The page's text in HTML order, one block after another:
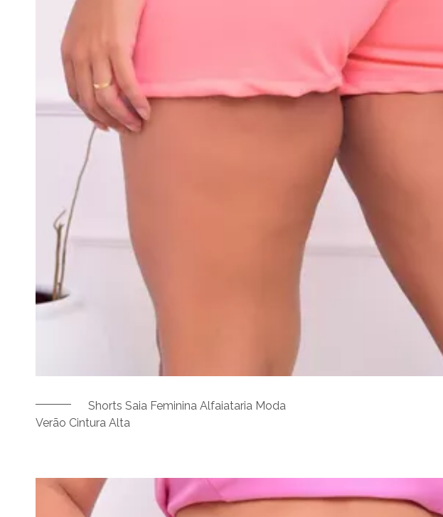
Shorts Saia Feminina Alfaiataria Moda
Verão Cintura Alta